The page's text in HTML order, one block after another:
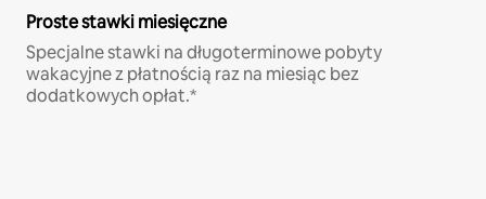
Proste stawki miesięczne
Specjalne stawki na długoterminowe pobyty
wakacyjne z płatnością raz na miesiąc bez
dodatkowych opłat.*